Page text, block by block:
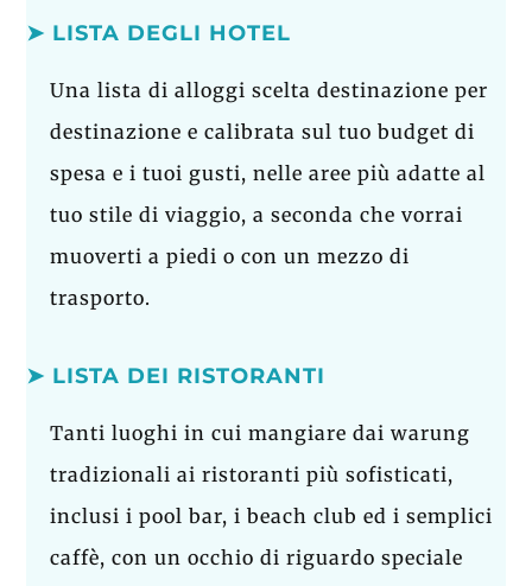
➤ LISTA DEGLI HOTEL
Una lista di alloggi scelta destinazione per
destinazione e calibrata sul tuo budget di
spesa e i tuoi gusti, nelle aree più adatte al
tuo stile di viaggio, a seconda che vorrai
muoverti a piedi o con un mezzo di
trasporto.
➤ LISTA DEI RISTORANTI
Tanti luoghi in cui mangiare dai warung
tradizionali ai ristoranti più sofisticati,
inclusi i pool bar, i beach club ed i semplici
caffè, con un occhio di riguardo speciale